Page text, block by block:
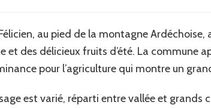
au pied de la montagne
et des délicieux fruits d’été. La commune
pour l’agriculture qui montre un
est varié, réparti entre vallée et grands